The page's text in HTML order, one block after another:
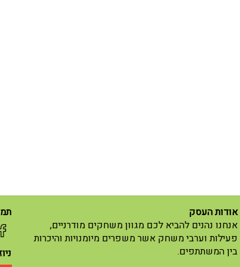
אודות העסק
אנחנו נהנים להביא לכם מגוון משחקים מודרניים,
פעילות וערבי משחק אשר משפרים מיומנויות והיכרות
בין המשתתפים.